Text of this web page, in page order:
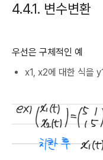
4.4.1. 변수변환
우선은 구체적인 예
x1, x2에 대한 식을